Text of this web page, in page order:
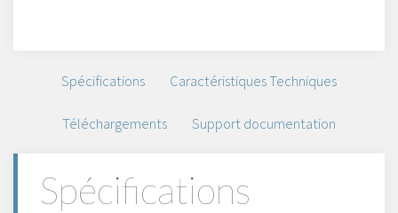
Spécifications Caractéristiques Techniques
Téléchargements Support documentation
Spécifications